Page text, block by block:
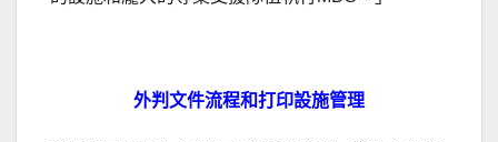
外判文件流程和打印設施管理